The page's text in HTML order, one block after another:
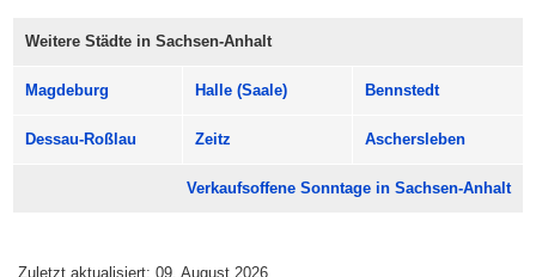
Weitere Städte in Sachsen-Anhalt
Magdeburg Halle (Saale) Bennstedt
Dessau-Roßlau Zeitz Aschersleben
Verkaufsoffene Sonntage in Sachsen-Anhalt
Zuletzt aktualisiert: 09. August 2026